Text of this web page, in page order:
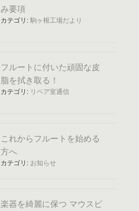
み要項
カテゴリ: 駒ヶ根工場だより
フルートに付いた頑固な皮
脂を拭き取る！
カテゴリ: リペア室通信
これからフルートを始める
方へ
カテゴリ: お知らせ
楽器を綺麗に保つ マウスピ